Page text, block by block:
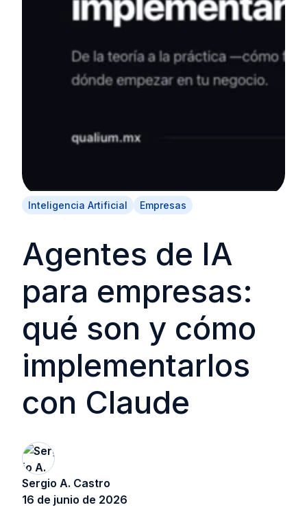
Inteligencia Artificial Empresas
Agentes de IA
para empresas:
qué son y cómo
implementarlos
con Claude
Sergio A. Castro
16 de junio de 2026